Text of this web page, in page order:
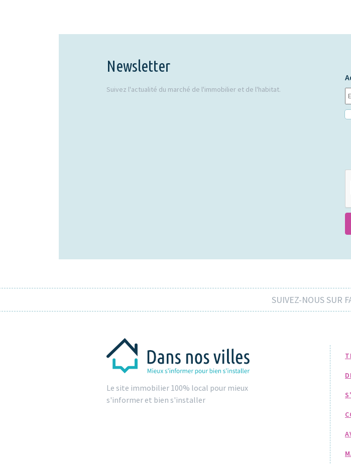
Newsletter
Suivez l'actualité du marché de l'immobilier et de l'habitat.
SUIVEZ-NOUS SUR
Le site immobilier 100% local pour mieux
s'informer et bien s'installer